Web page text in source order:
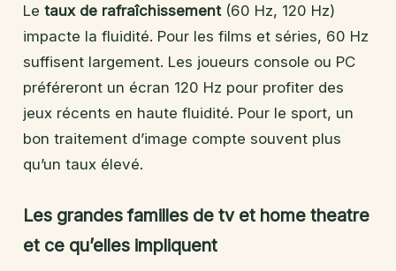
Le taux de rafraîchissement (60 Hz, 120 Hz)
impacte la fluidité. Pour les films et séries, 60 Hz
suffisent largement. Les joueurs console ou PC
préféreront un écran 120 Hz pour profiter des
jeux récents en haute fluidité. Pour le sport, un
bon traitement d’image compte souvent plus
qu’un taux élevé.
Les grandes familles de tv et home theatre
et ce qu’elles impliquent